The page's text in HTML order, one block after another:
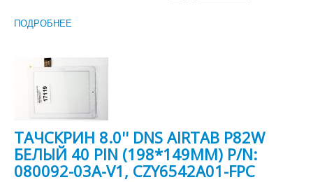
ПОДРОБНЕЕ
ТАЧСКРИН 8.0'' DNS AIRTAB P82W
БЕЛЫЙ 40 PIN (198*149MM) P/N:
080092-03A-V1, CZY6542A01-FPC